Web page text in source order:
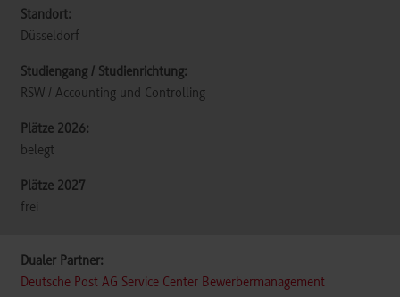
Düsseldorf
RSW / Accounting und Controlling
belegt
frei
Deutsche Post AG Service Center Bewerbermanagement